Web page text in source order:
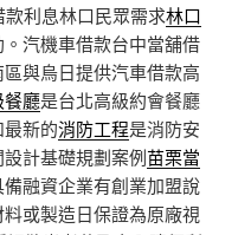
利息林口民眾需求林口
汽機車借款台中當舖借
與烏日提供汽車借款高
餐廳是台北高級約會餐廳
新的消防工程是消防安
計基礎規劃案例苗栗當
融資企業有創業加盟說
或製造日保證為原廠視